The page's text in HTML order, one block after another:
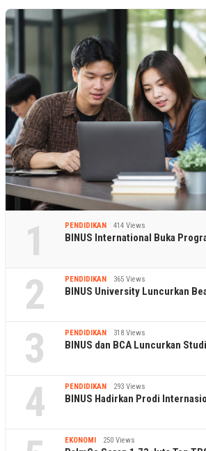
1 PENDIDIKAN 414 Views
BINUS International Buka
2 PENDIDIKAN 365 Views
BINUS University Luncurkan
3 PENDIDIKAN 318 Views
BINUS dan BCA Luncurkan
4 PENDIDIKAN 293 Views
BINUS Hadirkan Prodi
EKONOMI 250 Views